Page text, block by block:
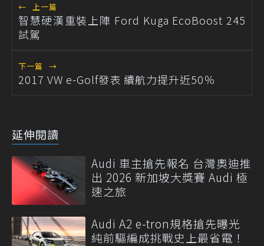
← 上一篇
智慧硬漢重裝上陣 Ford Kuga EcoBoost 245
試駕
下一篇 →
2017 VW e-Golf發表 續航力提升近50％
延伸閱讀
Audi 車主搶先報名 台灣奧迪推
出 2026 新加坡大獎賽 Audi 極
速之旅
Audi A2 e-tron規格搶先曝光
純前驅編成挑戰史上最省電！